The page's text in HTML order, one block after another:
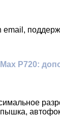
email,
P720: